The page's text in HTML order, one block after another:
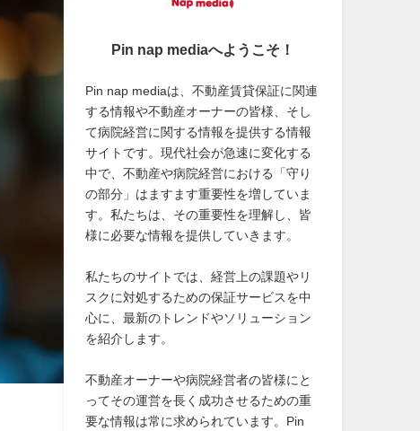
Pin nap mediaへようこそ！
Pin nap mediaは、不動産賃貸保証に関連
する情報や不動産オーナーの皆様、そし
て病院経営に関する情報を提供する情報
サイトです。現代社会が急速に変化する
中で、不動産や病院経営における「守り
の部分」はますます重要性を増していま
す。私たちは、その重要性を理解し、皆
様に必要な情報を提供していきます。
私たちのサイトでは、経営上の課題やリ
スクに対処するための保証サービスを中
心に、最新のトレンドやソリューション
を紹介します。
不動産オーナーや病院経営者の皆様にと
ってその運営を長く成功させるための重
要な情報は常に求められています。Pin